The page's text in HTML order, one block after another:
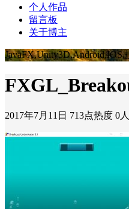
个人作品
留言板
关于博主
2017年7月11日 713点热度 0